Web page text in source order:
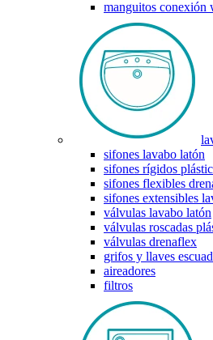
manguitos conexión
sifones lavabo latón
sifones rígidos
sifones flexibles
sifones extensibles
válvulas lavabo latón
válvulas roscadas
válvulas drenaflex
grifos y llaves
aireadores
filtros